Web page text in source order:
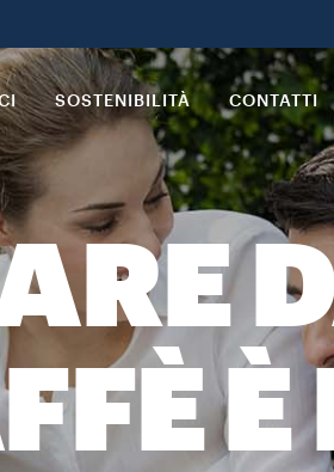
SOSTENIBILITÀ CONTATTI
È